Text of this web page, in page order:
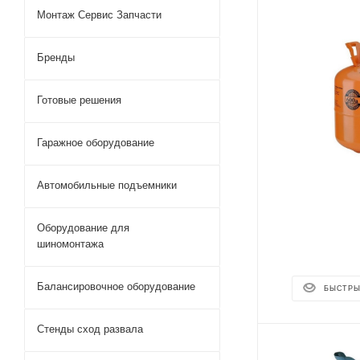
Монтаж Сервис Запчасти
Бренды
Готовые решения
Гаражное оборудование
Автомобильные подъемники
Оборудование для
шиномонтажа
Балансировочное оборудование
Стенды сход развала